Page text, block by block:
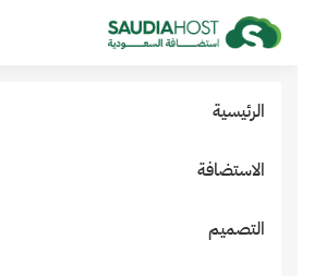
الرئيسية
الاستضافة
التصميم